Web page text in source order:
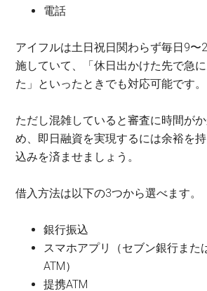
電話
アイフルは土日祝日関わらず毎日9〜
施していて、「休日出かけた先で急
た」といったときでも対応可能です。
ただし混雑していると審査に時間が
め、即日融資を実現するには余裕を
込みを済ませましょう。
借入方法は以下の3つから選べます。
銀行振込
スマホアプリ（セブン銀行また
ATM）
提携ATM